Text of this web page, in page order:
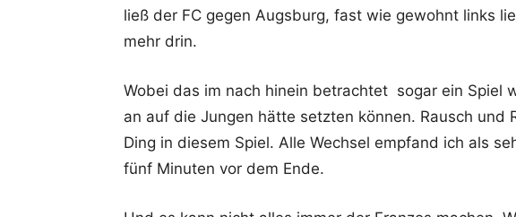
ließ der FC gegen Augsburg, fast wie gewohnt links
mehr drin.
Wobei das im nach hinein betrachtet sogar ein Spiel
an auf die Jungen hätte setzten können. Rausch und
Ding in diesem Spiel. Alle Wechsel empfand ich als
fünf Minuten vor dem Ende.